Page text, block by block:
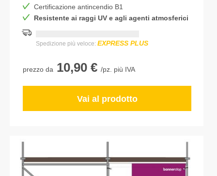
Certificazione antincendio B1
Resistente ai raggi UV e agli agenti atmosferici
Spedizione più veloce: EXPRESS PLUS
prezzo da 10,90 € /pz. più IVA
Vai al prodotto